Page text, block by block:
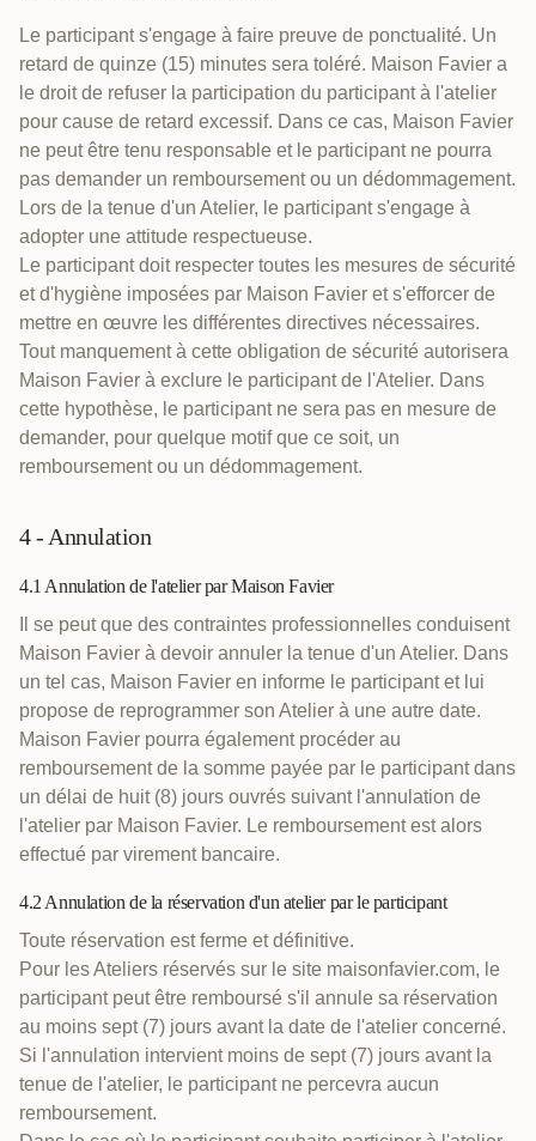
Le participant s'engage à faire preuve de ponctualité. Un
retard de quinze (15) minutes sera toléré. Maison Favier a
le droit de refuser la participation du participant à l'atelier
pour cause de retard excessif. Dans ce cas, Maison Favier
ne peut être tenu responsable et le participant ne pourra
pas demander un remboursement ou un dédommagement.
Lors de la tenue d'un Atelier, le participant s'engage à
adopter une attitude respectueuse.
Le participant doit respecter toutes les mesures de sécurité
et d'hygiène imposées par Maison Favier et s'efforcer de
mettre en œuvre les différentes directives nécessaires.
Tout manquement à cette obligation de sécurité autorisera
Maison Favier à exclure le participant de l'Atelier. Dans
cette hypothèse, le participant ne sera pas en mesure de
demander, pour quelque motif que ce soit, un
remboursement ou un dédommagement.
4 - Annulation
4.1 Annulation de l'atelier par Maison Favier
Il se peut que des contraintes professionnelles conduisent
Maison Favier à devoir annuler la tenue d'un Atelier. Dans
un tel cas, Maison Favier en informe le participant et lui
propose de reprogrammer son Atelier à une autre date.
Maison Favier pourra également procéder au
remboursement de la somme payée par le participant dans
un délai de huit (8) jours ouvrés suivant l'annulation de
l'atelier par Maison Favier. Le remboursement est alors
effectué par virement bancaire.
4.2 Annulation de la réservation d'un atelier par le participant
Toute réservation est ferme et définitive.
Pour les Ateliers réservés sur le site maisonfavier.com, le
participant peut être remboursé s'il annule sa réservation
au moins sept (7) jours avant la date de l'atelier concerné.
Si l'annulation intervient moins de sept (7) jours avant la
tenue de l'atelier, le participant ne percevra aucun
remboursement.